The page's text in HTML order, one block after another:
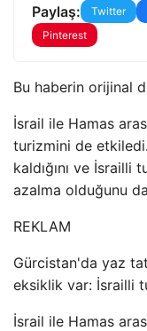
Paylaş: Twitter
Pinterest
Bu haberin orijinal
İsrail ile Hamas
turizmini de
kaldığını ve İsrailli
azalma olduğunu
REKLAM
Gürcistan'da yaz
eksiklik var: İsrailli
İsrail ile Hamas